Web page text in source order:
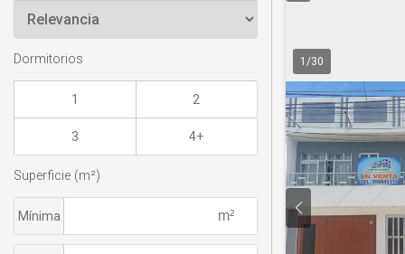
1 /30
Dormitorios
1 2
3 4+
Superficie (m²)
Mínima